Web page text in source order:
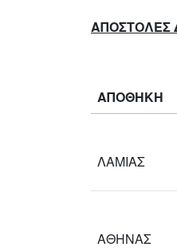
ΑΠΟΣΤΟΛΕΣ
ΑΠΟΘΗΚΗ
ΛΑΜΙΑΣ
ΑΘΗΝΑΣ